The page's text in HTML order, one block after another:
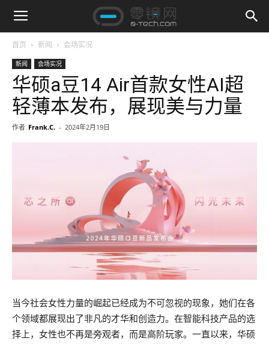
首页 新闻 会场实况
新闻 会场实况
华硕a豆14 Air首款女性AI超
轻薄本发布，展现美与力量
作者 Frank.C. - 2024年2月19日
当今社会女性力量的崛起已经成为不可忽视的现象，她们在各
个领域都展现出了非凡的才华和创造力。在智能科技产品的选
择上，女性也不再是旁观者，而是高阶玩家。一直以来，华硕